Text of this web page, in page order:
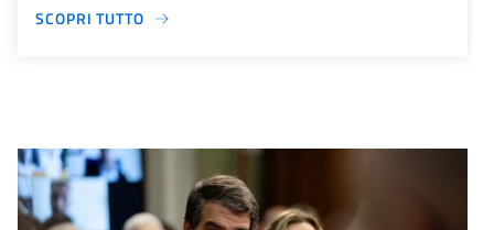
SCOPRI TUTTO